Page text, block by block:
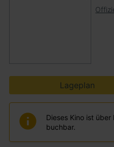
Lageplan
Dieses Kino ist
buchbar.